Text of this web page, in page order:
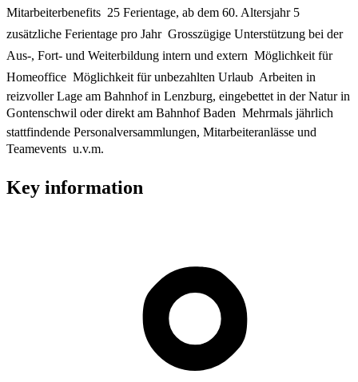
Mitarbeiterbenefits  25 Ferientage, ab dem 60. Altersjahr 5
zusätzliche Ferientage pro Jahr  Grosszügige Unterstützung bei der
Aus-, Fort- und Weiterbildung intern und extern  Möglichkeit für
Homeoffice  Möglichkeit für unbezahlten Urlaub  Arbeiten in
reizvoller Lage am Bahnhof in Lenzburg, eingebettet in der Natur in
Gontenschwil oder direkt am Bahnhof Baden  Mehrmals jährlich
stattfindende Personalversammlungen, Mitarbeiteranlässe und
Teamevents  u.v.m.
Key information